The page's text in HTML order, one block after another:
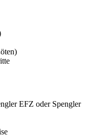
EFZ oder Spengler